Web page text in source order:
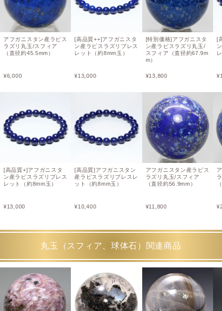
アフガニスタン産ラピス
ラズリ丸玉/スフィア
（直径約45.5mm）
¥6,000
[高品質+]アフガニスタ
ン産ラピスラズリブレス
レット（約8mm玉）
¥13,000
[高品質++]アフガニスタ
ン産ラピスラズリブレス
レット（約8mm玉）
¥13,000
[高品質]アフガニスタン
産ラピスラズリブレスレ
ット（約8mm玉）
¥10,400
[特別価格]アフガニスタ
ン産ラピスラズリ丸玉/
スフィア（直径約67.9m
m）
¥13,800
アフガニスタン産ラピス
ラズリ丸玉/スフィア
（直径約56.9mm）
¥11,800
[
¥
¥
丸玉（スフィア、球体石）関連商品